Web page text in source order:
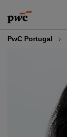
to
content
to
footer
PwC Portugal